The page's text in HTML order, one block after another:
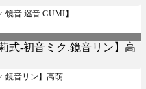
音.巡音.GUMI】
.鏡音リン】高萌